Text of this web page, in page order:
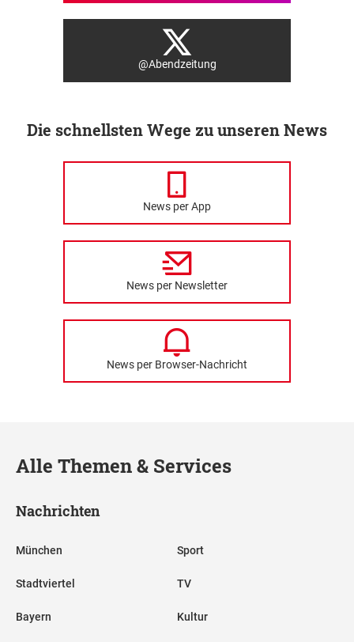
@Abendzeitung
Die schnellsten Wege zu unseren News
News per App
News per Newsletter
News per Browser-Nachricht
Alle Themen & Services
Nachrichten
München
Stadtviertel
Bayern
Sport
TV
Kultur